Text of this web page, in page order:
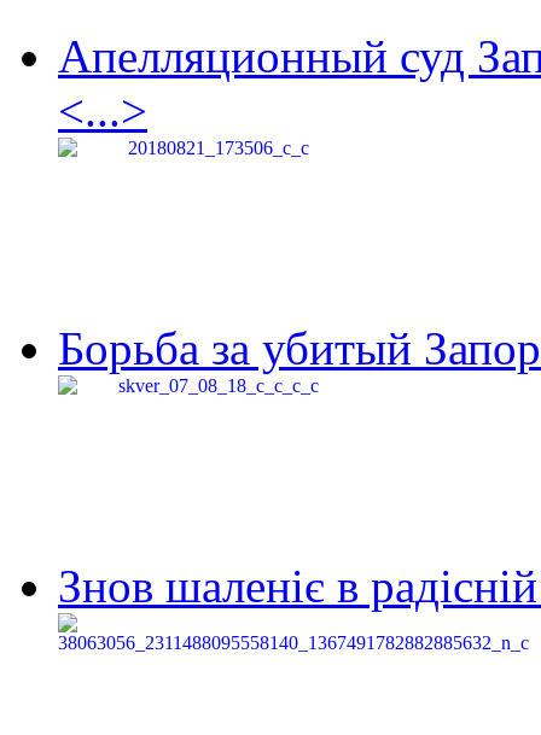
Апелляционный суд
<...>
Борьба за убитый
Знов шаленіє в